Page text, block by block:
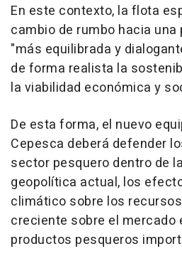
En este contexto, la flota
cambio de rumbo hacia
"más equilibrada y
de forma realista la
la viabilidad económica y
De esta forma, el nuevo
Cepesca deberá defender
sector pesquero dentro de
geopolítica actual, los
climático sobre los
creciente sobre el mercado
productos pesqueros